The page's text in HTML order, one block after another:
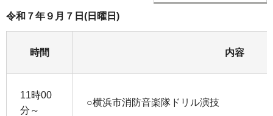
令和７年９月７日(日曜日)
時間 内容
11時00
分～
○横浜市消防音楽隊ドリル演技